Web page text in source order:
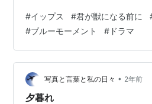
はイップスになった小説家と刑事
解決するお話。軽い気持ちで観ら
た。のに、やっぱり最後の方は
が、「おまえかー！」ってなる
る前に 暗い。玉城ティナちゃん
毒ガステロを起こしてしまう。そ
#イップス #君が獣になる前に
#ブルーモーメント # ドラマ
写真と言葉と私の日々 • 2年前
夕暮れ